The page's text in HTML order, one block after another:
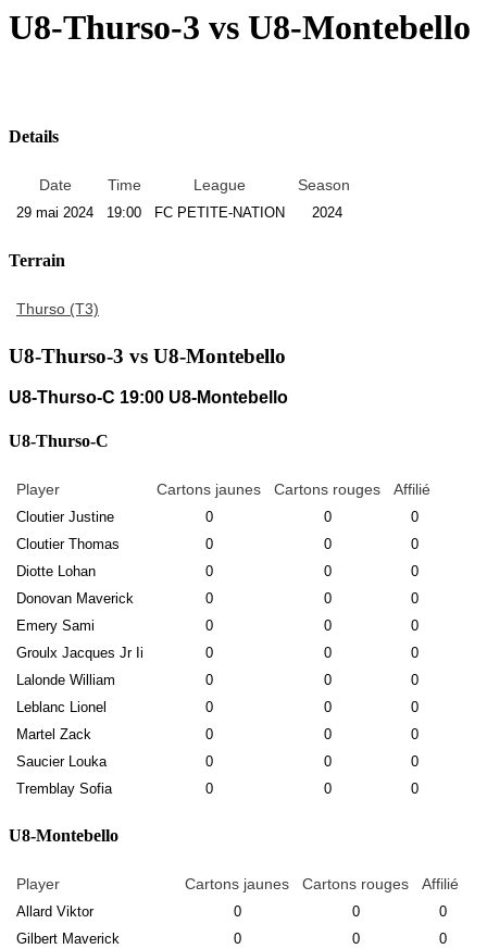
U8-Thurso-3 vs U8-Montebello
Details
Date Time League Season
29 mai 2024 19:00 FC PETITE-NATION 2024
Terrain
Thurso (T3)
U8-Thurso-3 vs U8-Montebello
U8-Thurso-C 19:00 U8-Montebello
U8-Thurso-C
Player Cartons jaunes Cartons rouges Affilié
Cloutier Justine 0 0
0
Cloutier Thomas
0 0
0
Diotte Lohan
0 0
0
Donovan Maverick
0 0
0
Emery Sami
0 0
0
Groulx Jacques Jr Ii
0 0
0
Lalonde William
0 0
0
Leblanc Lionel
0 0
0
Martel Zack
0 0
0
Saucier Louka
0 0
0
Tremblay Sofia
0 0 0
U8-Montebello
Player Cartons jaunes Cartons rouges Affilié
Allard Viktor 0 0
0
Gilbert Maverick
0 0
0